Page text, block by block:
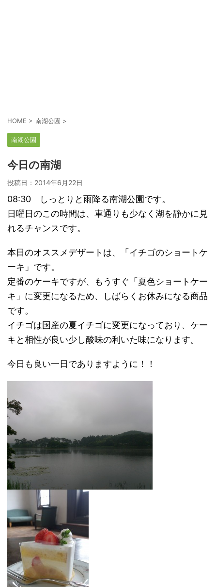
HOME > 南湖公園 >
南湖公園
今日の南湖
投稿日： 2014年6月22日
08:30 しっとりと雨降る南湖公園です。
日曜日のこの時間は、車通りも少なく湖を静かに見
れるチャンスです。
本日のオススメデザートは、「イチゴのショートケ
ーキ」です。
定番のケーキですが、もうすぐ「夏色ショートケー
キ」に変更になるため、しばらくお休みになる商品
です。
イチゴは国産の夏イチゴに変更になっており、ケー
キと相性が良い少し酸味の利いた味になります。
今日も良い一日でありますように！！